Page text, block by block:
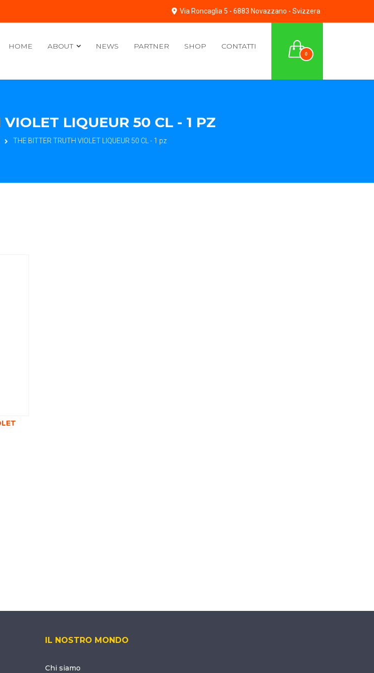
Via Roncaglia 5 - 6883 Novazzano - Svizzera
0
HOME ABOUT NEWS PARTNER SHOP CONTATTI
LIQUEUR 50 CL - 1 PZ
THE BITTER TRUTH VIOLET LIQUEUR 50 CL - 1 pz
IL NOSTRO MONDO
Chi siamo